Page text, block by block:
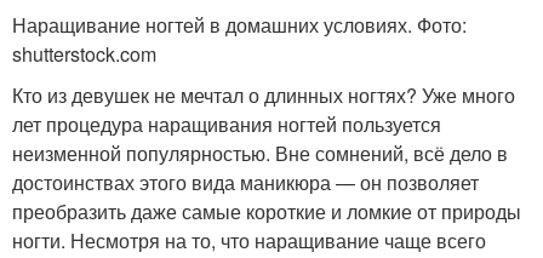
Наращивание ногтей в домашних условиях. Фото:
shutterstock.com
Кто из девушек не мечтал о длинных ногтях? Уже много
лет процедура наращивания ногтей пользуется
неизменной популярностью. Вне сомнений, всё дело в
достоинствах этого вида маникюра — он позволяет
преобразить даже самые короткие и ломкие от природы
ногти. Несмотря на то, что наращивание чаще всего